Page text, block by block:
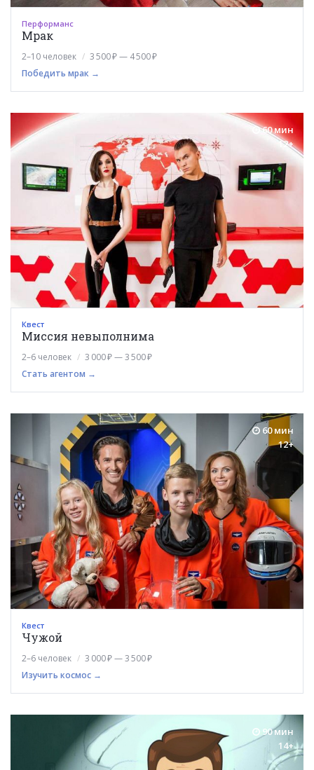
Перформанс
Мрак
2–10 человек
3 500 ₽ — 4 500 ₽
Победить мрак →
60 мин
12+
Квест
Миссия невыполнима
2–6 человек
3 000 ₽ — 3 500 ₽
Стать агентом →
60 мин
12+
Квест
Чужой
2–6 человек
3 000 ₽ — 3 500 ₽
Изучить космос →
90 мин
14+